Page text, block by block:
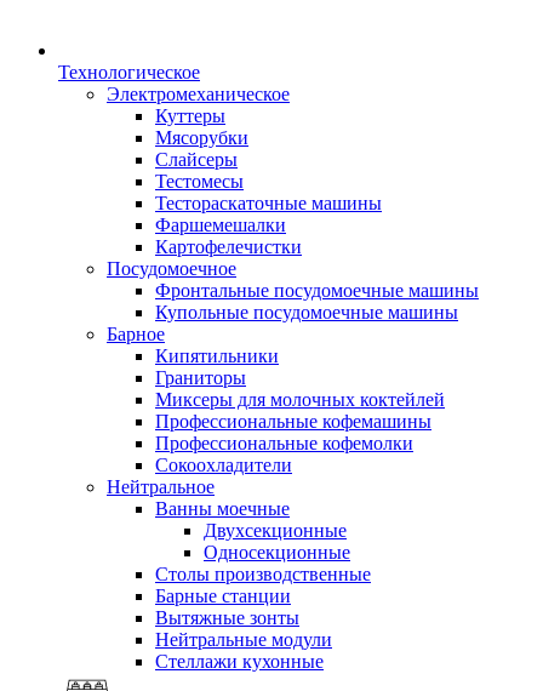
Технологическое
Электромеханическое
Куттеры
Мясорубки
Слайсеры
Тестомесы
Тестораскаточные машины
Фаршемешалки
Картофелечистки
Посудомоечное
Фронтальные посудомоечные машины
Купольные посудомоечные машины
Барное
Кипятильники
Граниторы
Миксеры для молочных коктейлей
Профессиональные кофемашины
Профессиональные кофемолки
Сокоохладители
Нейтральное
Ванны моечные
Двухсекционные
Односекционные
Столы производственные
Барные станции
Вытяжные зонты
Нейтральные модули
Стеллажи кухонные